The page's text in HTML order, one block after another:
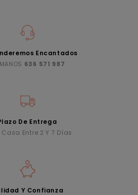
Encantados
636 571 987
De Entrega
Casa Entre 2 Y 7 Días
Y Confianza